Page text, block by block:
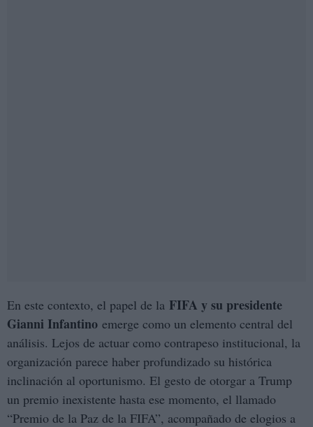
En este contexto, el papel de la FIFA y su presidente
Gianni Infantino emerge como un elemento central del
análisis. Lejos de actuar como contrapeso institucional, la
organización parece haber profundizado su histórica
inclinación al oportunismo. El gesto de otorgar a Trump
un premio inexistente hasta ese momento, el llamado
“Premio de la Paz de la FIFA”, acompañado de elogios a